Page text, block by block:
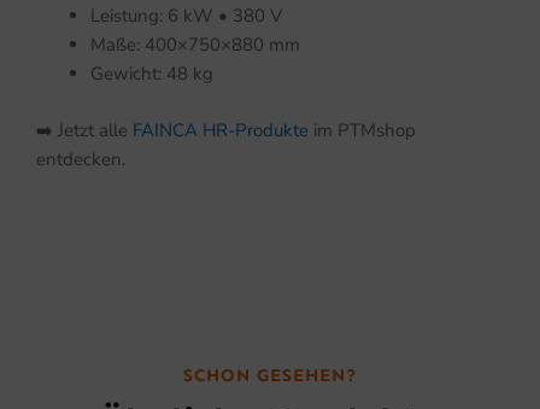
Leistung: 6 kW • 380 V
Maße: 400×750×880 mm
Gewicht: 48 kg
➡️ Jetzt alle FAINCA HR-Produkte im PTMshop
entdecken.
SCHON GESEHEN?